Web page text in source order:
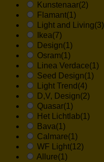
Kunstenaar(2)
Flamant(1)
Light and Living(3)
Ikea(7)
Design(1)
Osram(1)
Linea Verdace(1)
Seed Design(1)
Light Trend (4)
D,V, Design(2)
Quasar(1)
Het Lichtlab(1)
Bava(1)
Calmare(1)
WF Light(12)
Allure(1)